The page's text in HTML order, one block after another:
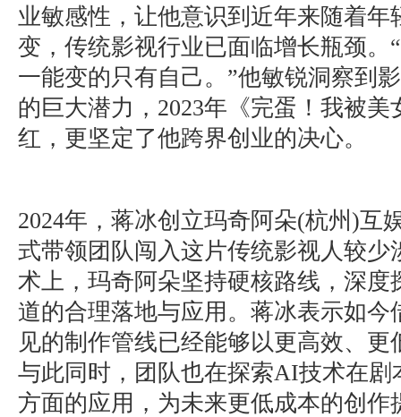
业敏感性，让他意识到近年来随着年
变，传统影视行业已面临增长瓶颈。
一能变的只有自己。”他敏锐洞察到
的巨大潜力，2023年《完蛋！我被
红，更坚定了他跨界创业的决心。
2024年，蒋冰创立玛奇阿朵(杭州)互
式带领团队闯入这片传统影视人较少
术上，玛奇阿朵坚持硬核路线，深
道的合理落地与应用。蒋冰表示如
见的制作管线已经能够以更高效、
与此同时，团队也在探索AI技术在剧
方面的应用，为未来更低成本的创作